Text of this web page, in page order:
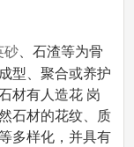
砂 、石渣等为骨
型、聚合或养护
材有人造花 岗
石材的花纹、质
多样化，并具有